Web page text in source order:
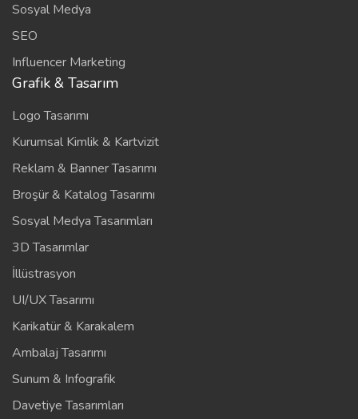
Sosyal Medya
SEO
Influencer Marketing
Grafik & Tasarım
Logo Tasarımı
Kurumsal Kimlik & Kartvizit
Reklam & Banner Tasarımı
Broşür & Katalog Tasarımı
Sosyal Medya Tasarımları
3D Tasarımlar
İllüstrasyon
UI/UX Tasarımı
Karikatür & Karakalem
Ambalaj Tasarımı
Sunum & Infografik
Davetiye Tasarımları